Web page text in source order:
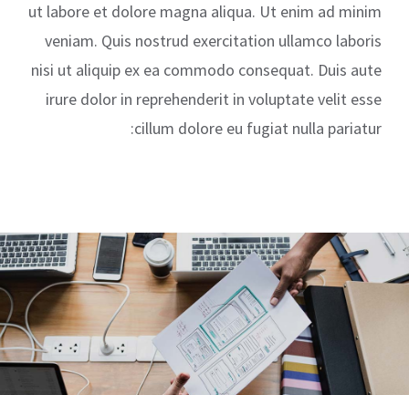
ut labore et dolore magna aliqua. Ut enim ad minim
veniam. Quis nostrud exercitation ullamco laboris
nisi ut aliquip ex ea commodo consequat. Duis aute
irure dolor in reprehenderit in voluptate velit esse
cillum dolore eu fugiat nulla pariatur: